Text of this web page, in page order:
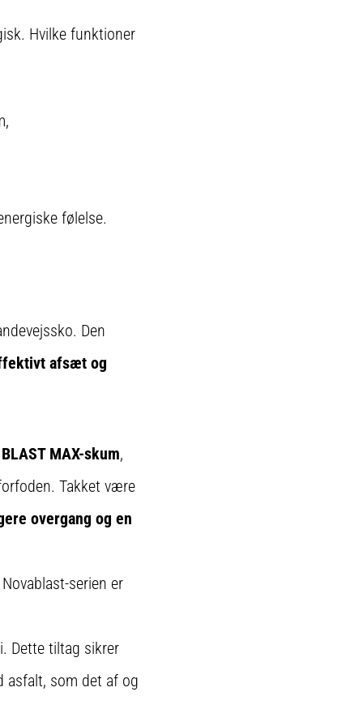
Hvilke funktioner
følelse.
Den
afsæt og
MAX-skum,
Takket være
overgang og en
serien er
Dette tiltag sikrer
asfalt, som det af og